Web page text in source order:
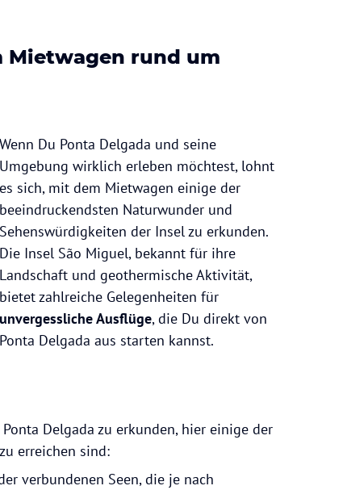
rund um
Wenn Du Ponta Delgada und seine
Umgebung wirklich erleben möchtest, lohnt
es sich, mit dem Mietwagen einige der
beeindruckendsten Naturwunder und
Sehenswürdigkeiten der Insel zu erkunden.
Die Insel São Miguel, bekannt für ihre
Landschaft und geothermische Aktivität,
bietet zahlreiche Gelegenheiten für
unvergessliche Ausflüge, die Du direkt von
Ponta Delgada aus starten kannst.
Delgada zu erkunden, hier einige der
erreichen sind:
verbundenen Seen, die je nach